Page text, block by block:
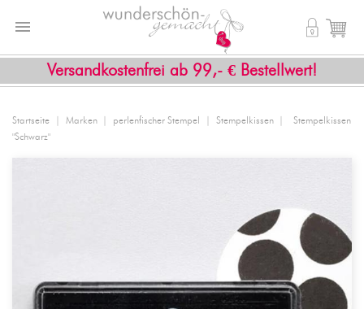
Versandkostenfrei ab 99,- € Bestellwert!
 shopping_cart

Startseite Marken perlenfischer Stempel Stempelkissen
Stempelkissen
"Schwarz"